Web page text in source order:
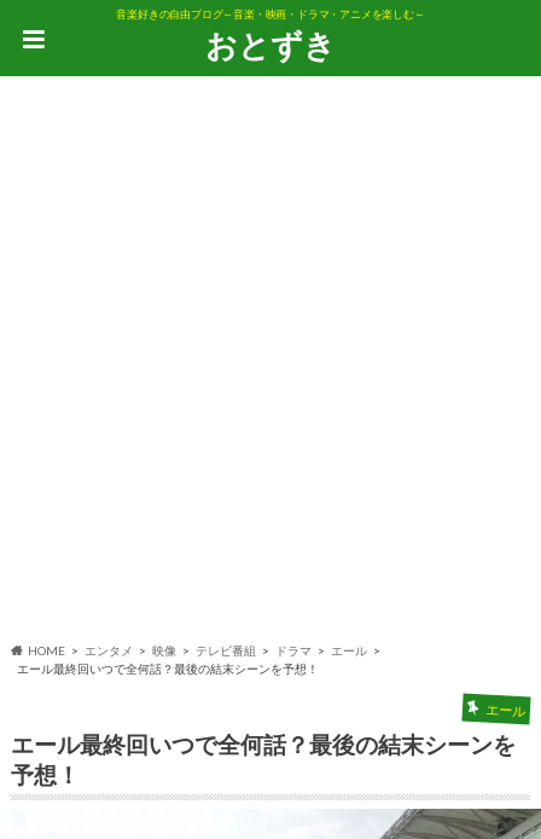
音楽好きの自由ブログ～音楽・映画・ドラマ・アニメを楽しむ～
おとずき
HOME エンタメ 映像 テレビ番組 ドラマ
エール
エール最終回いつで全何話？最後の結末シーンを予想！
エール
エール最終回いつで全何話？最後の結末シーンを
予想！